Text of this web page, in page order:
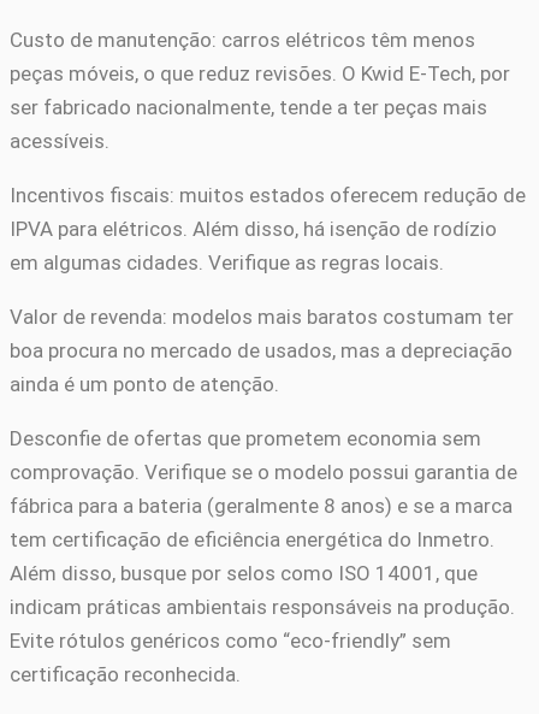
Custo de manutenção: carros elétricos têm menos
peças móveis, o que reduz revisões. O Kwid E-Tech, por
ser fabricado nacionalmente, tende a ter peças mais
acessíveis.
Incentivos fiscais: muitos estados oferecem redução de
IPVA para elétricos. Além disso, há isenção de rodízio
em algumas cidades. Verifique as regras locais.
Valor de revenda: modelos mais baratos costumam ter
boa procura no mercado de usados, mas a depreciação
ainda é um ponto de atenção.
Desconfie de ofertas que prometem economia sem
comprovação. Verifique se o modelo possui garantia de
fábrica para a bateria (geralmente 8 anos) e se a marca
tem certificação de eficiência energética do Inmetro.
Além disso, busque por selos como ISO 14001, que
indicam práticas ambientais responsáveis na produção.
Evite rótulos genéricos como “eco-friendly” sem
certificação reconhecida.